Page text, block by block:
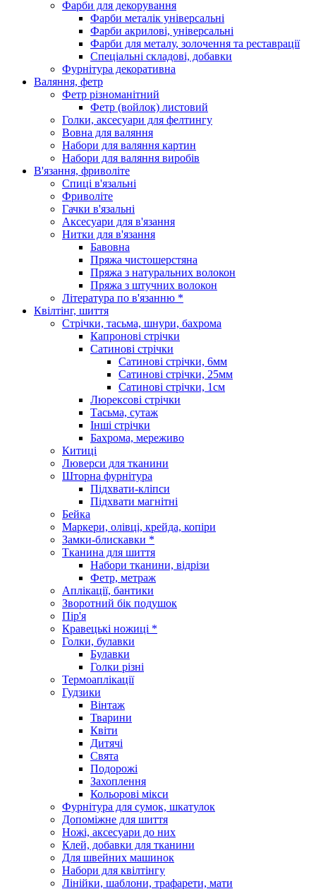
Фарби для декорування
Фарби металік універсальні
Фарби акрилові, універсальні
Фарби для металу, золочення та реставрації
Спеціальні складові, добавки
Фурнітура декоративна
Валяння, фетр
Фетр різноманітний
Фетр (войлок) листовий
Голки, аксесуари для фелтингу
Вовна для валяння
Набори для валяння картин
Набори для валяння виробів
В'язання, фриволіте
Спиці в'язальні
Фриволіте
Гачки в'язальні
Аксесуари для в'язання
Нитки для в'язання
Бавовна
Пряжа чистошерстяна
Пряжа з натуральних волокон
Пряжа з штучних волокон
Література по в'язанню *
Квілтінг, шиття
Стрічки, тасьма, шнури, бахрома
Капронові стрічки
Сатинові стрічки
Сатинові стрічки, 6мм
Сатинові стрічки, 25мм
Сатинові стрічки, 1см
Люрексові стрічки
Тасьма, сутаж
Інші стрічки
Бахрома, мереживо
Китиці
Люверси для тканини
Шторна фурнітура
Підхвати-кліпси
Підхвати магнітні
Бейка
Маркери, олівці, крейда, копіри
Замки-блискавки *
Тканина для шиття
Набори тканини, відрізи
Фетр, метраж
Аплікації, бантики
Зворотний бік подушок
Пір'я
Кравецькі ножиці *
Голки, булавки
Булавки
Голки різні
Термоаплікації
Гудзики
Вінтаж
Тварини
Квіти
Дитячі
Свята
Подорожі
Захоплення
Кольорові мікси
Фурнітура для сумок, шкатулок
Допоміжне для шиття
Ножі, аксесуари до них
Клей, добавки для тканини
Для швейних машинок
Набори для квілтінгу
Лінійки, шаблони, трафарети, мати